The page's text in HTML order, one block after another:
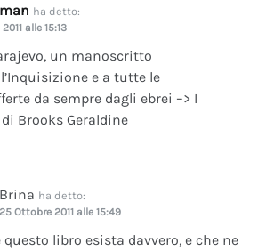
ha detto:
alle 15:13
un manoscritto
e a tutte le
da sempre dagli ebrei –> I
Brooks Geraldine
Brina ha detto:
25 Ottobre 2011 alle 15:49
questo libro esista davvero, e che ne